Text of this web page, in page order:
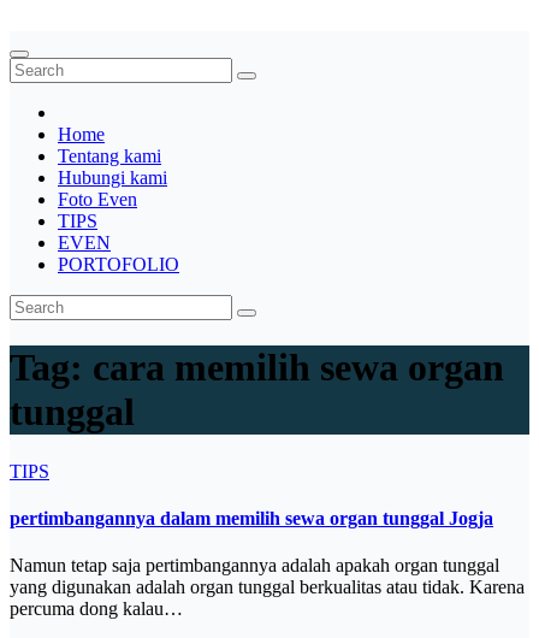
Home
Tentang kami
Hubungi kami
Foto Even
TIPS
EVEN
PORTOFOLIO
Tag: cara memilih sewa organ
tunggal
TIPS
pertimbangannya dalam memilih sewa organ tunggal Jogja
Namun tetap saja pertimbangannya adalah apakah organ tunggal
yang digunakan adalah organ tunggal berkualitas atau tidak. Karena
percuma dong kalau…